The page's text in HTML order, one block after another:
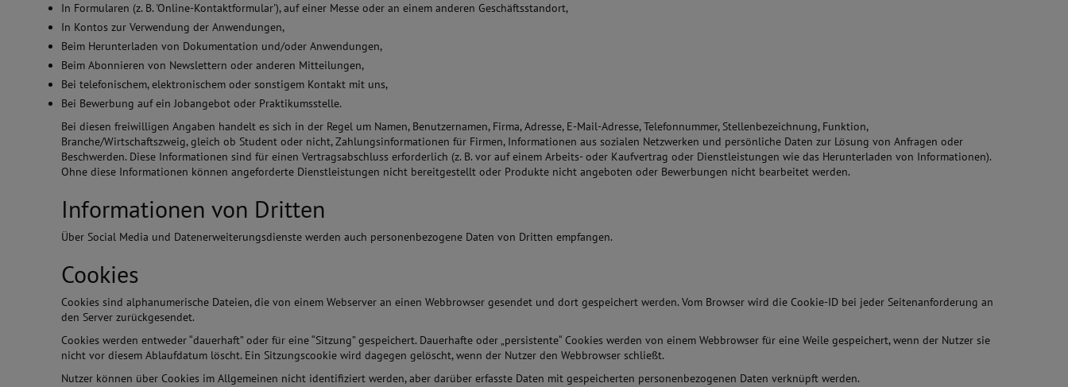
In Formularen (z. B. 'Online-Kontaktformular'), auf einer Messe oder an einem anderen Geschäftsstandort,
In Kontos zur Verwendung der Anwendungen,
Beim Herunterladen von Dokumentation und/oder Anwendungen,
Beim Abonnieren von Newslettern oder anderen Mitteilungen,
Bei telefonischem, elektronischem oder sonstigem Kontakt mit uns,
Bei Bewerbung auf ein Jobangebot oder Praktikumsstelle.
Bei diesen freiwilligen Angaben handelt es sich in der Regel um Namen, Benutzernamen, Firma, Adresse, E-Mail-Adresse, Telefonnummer, Stellenbezeichnung, Funktion,
Branche/Wirtschaftszweig, gleich ob Student oder nicht, Zahlungsinformationen für Firmen, Informationen aus sozialen Netzwerken und persönliche Daten zur Lösung von Anfragen oder
Beschwerden. Diese Informationen sind für einen Vertragsabschluss erforderlich (z. B. vor auf einem Arbeits- oder Kaufvertrag oder Dienstleistungen wie das Herunterladen von Informationen).
Ohne diese Informationen können angeforderte Dienstleistungen nicht bereitgestellt oder Produkte nicht angeboten oder Bewerbungen nicht bearbeitet werden.
Informationen von Dritten
Über Social Media und Datenerweiterungsdienste werden auch personenbezogene Daten von Dritten empfangen.
Cookies
Cookies sind alphanumerische Dateien, die von einem Webserver an einen Webbrowser gesendet und dort gespeichert werden. Vom Browser wird die Cookie-ID bei jeder Seitenanforderung an
den Server zurückgesendet.
Cookies werden entweder “dauerhaft” oder für eine “Sitzung” gespeichert. Dauerhafte oder „persistente“ Cookies werden von einem Webbrowser für eine Weile gespeichert, wenn der Nutzer sie
nicht vor diesem Ablaufdatum löscht. Ein Sitzungscookie wird dagegen gelöscht, wenn der Nutzer den Webbrowser schließt.
Nutzer können über Cookies im Allgemeinen nicht identifiziert werden, aber darüber erfasste Daten mit gespeicherten personenbezogenen Daten verknüpft werden.